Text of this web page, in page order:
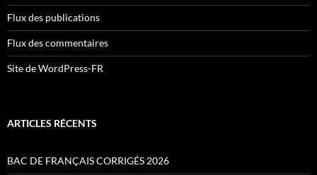
Flux des publications
Flux des commentaires
Site de WordPress-FR
ARTICLES RÉCENTS
BAC DE FRANÇAIS CORRIGÉS 2026